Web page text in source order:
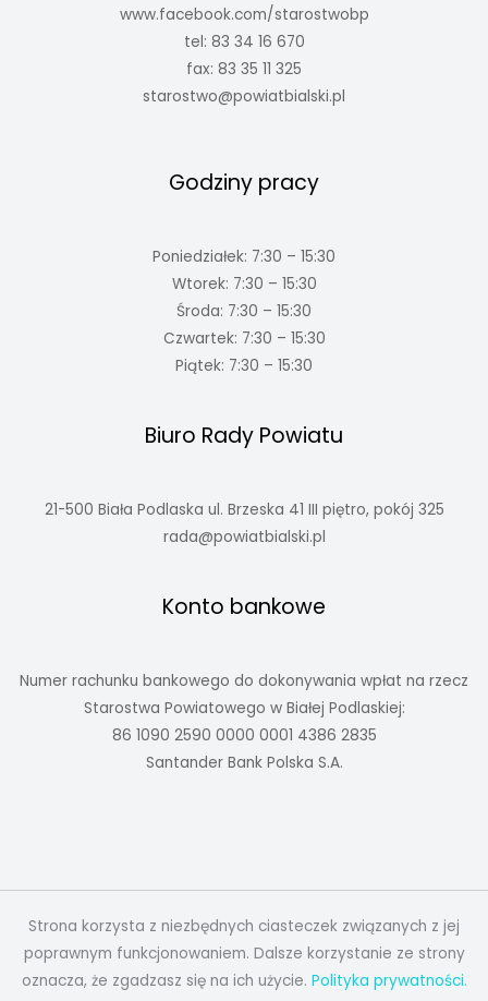
www.facebook.com/starostwobp
tel: 83 34 16 670
fax: 83 35 11 325
starostwo@powiatbialski.pl
Godziny pracy
Poniedziałek: 7:30 – 15:30
Wtorek: 7:30 – 15:30
Środa: 7:30 – 15:30
Czwartek: 7:30 – 15:30
Piątek: 7:30 – 15:30
Biuro Rady Powiatu
21-500 Biała Podlaska ul. Brzeska 41 III piętro, pokój 325
rada@powiatbialski.pl
Konto bankowe
Numer rachunku bankowego do dokonywania wpłat na rzecz
Starostwa Powiatowego w Białej Podlaskiej:
86 1090 2590 0000 0001 4386 2835
Santander Bank Polska S.A.
Strona korzysta z niezbędnych ciasteczek związanych z jej
poprawnym funkcjonowaniem. Dalsze korzystanie ze strony
oznacza, że zgadzasz się na ich użycie. Polityka prywatności.